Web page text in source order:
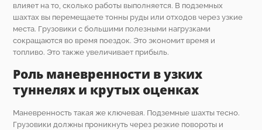
влияет на то, сколько работы выполняется. В подземных
шахтах вы перемещаете тонны руды или отходов через узкие
места. Грузовики с большими полезными нагрузками
сокращаются во время поездок. Это экономит время и
топливо. Это также увеличивает прибыль.
Роль маневренности в узких
туннелях и крутых оценках
Маневренность такая же ключевая. Подземные шахты тесно.
Грузовики должны проникнуть через резкие повороты и